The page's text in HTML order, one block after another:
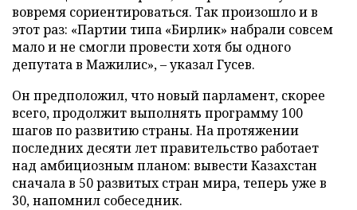
вовремя сориентироваться. Так произошло и в
этот раз: «Партии типа «Бирлик» набрали совсем
мало и не смогли провести хотя бы одного
депутата в Мажилис», – указал Гусев.
Он предположил, что новый парламент, скорее
всего, продолжит выполнять программу 100
шагов по развитию страны. На протяжении
последних десяти лет правительство работает
над амбициозным планом: вывести Казахстан
сначала в 50 развитых стран мира, теперь уже в
30, напомнил собеседник.